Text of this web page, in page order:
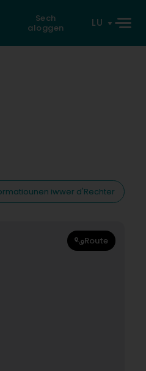
Sech
aloggen
LU
iwwer d'Rechter
Route